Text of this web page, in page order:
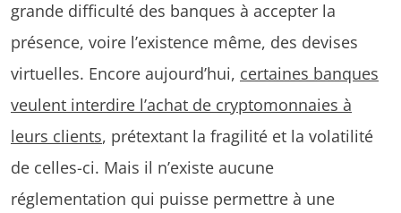
grande difficulté des banques à accepter la
présence, voire l’existence même, des devises
virtuelles. Encore aujourd’hui, certaines banques
veulent interdire l’achat de cryptomonnaies à
leurs clients, prétextant la fragilité et la volatilité
de celles-ci. Mais il n’existe aucune
réglementation qui puisse permettre à une